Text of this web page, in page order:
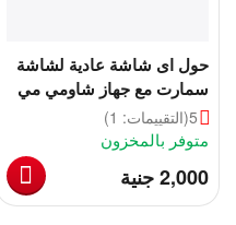
حول اى شاشة عادية لشاشة
سمارت مع جهاز شاومي مي
بوكس اس
5(التقييمات: 1)
متوفر بالمخزون
جنية2,000